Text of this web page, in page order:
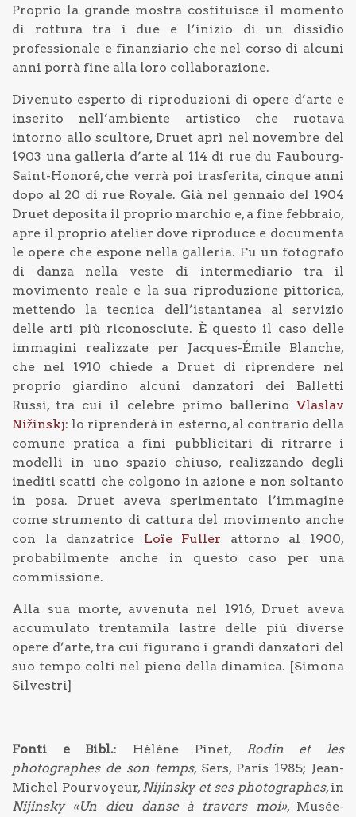
Proprio la grande mostra costituisce il momento
di rottura tra i due e l’inizio di un dissidio
professionale e finanziario che nel corso di alcuni
anni porrà fine alla loro collaborazione.
Divenuto esperto di riproduzioni di opere d’arte e
inserito nell’ambiente artistico che ruotava
intorno allo scultore, Druet aprì nel novembre del
1903 una galleria d’arte al 114 di rue du Faubourg-
Saint-Honoré, che verrà poi trasferita, cinque anni
dopo al 20 di rue Royale. Già nel gennaio del 1904
Druet deposita il proprio marchio e, a fine febbraio,
apre il proprio atelier dove riproduce e documenta
le opere che espone nella galleria. Fu un fotografo
di danza nella veste di intermediario tra il
movimento reale e la sua riproduzione pittorica,
mettendo la tecnica dell’istantanea al servizio
delle arti più riconosciute. È questo il caso delle
immagini realizzate per Jacques-Émile Blanche,
che nel 1910 chiede a Druet di riprendere nel
proprio giardino alcuni danzatori dei Balletti
Russi, tra cui il celebre primo ballerino Vlaslav
Nižinskj: lo riprenderà in esterno, al contrario della
comune pratica a fini pubblicitari di ritrarre i
modelli in uno spazio chiuso, realizzando degli
inediti scatti che colgono in azione e non soltanto
in posa. Druet aveva sperimentato l’immagine
come strumento di cattura del movimento anche
con la danzatrice Loïe Fuller attorno al 1900,
probabilmente anche in questo caso per una
commissione.
Alla sua morte, avvenuta nel 1916, Druet aveva
accumulato trentamila lastre delle più diverse
opere d’arte, tra cui figurano i grandi danzatori del
suo tempo colti nel pieno della dinamica. [Simona
Silvestri]
Fonti e Bibl.: Hélène Pinet, Rodin et les
photographes de son temps, Sers, Paris 1985; Jean-
Michel Pourvoyeur, Nijinsky et ses photographes, in
Nijinsky «Un dieu danse à travers moi», Musée-